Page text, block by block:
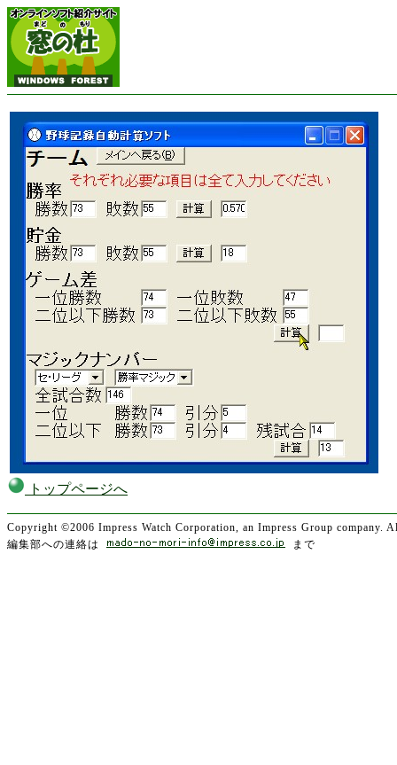
トップページへ
Copyright ©2006 Impress Watch Corporation, an Impress Group company.
編集部への連絡は
まで